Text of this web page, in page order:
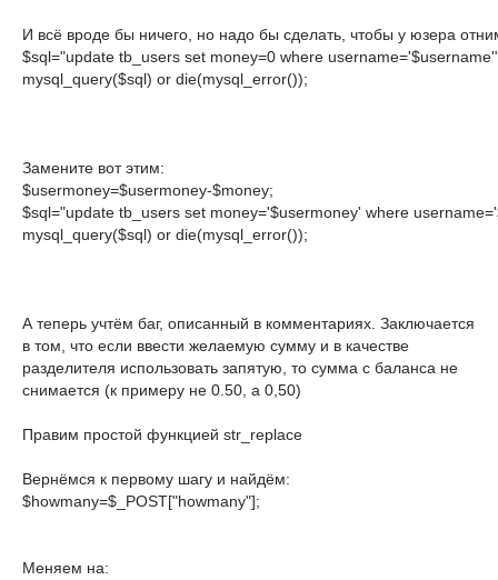
И всё вроде бы ничего, но надо бы сделать, чтобы у юзера
$sql="update tb_users set money=0 where
mysql_query($sql) or die(mysql_error());
Замените вот этим:
$usermoney=$usermoney-$money;
$sql="update tb_users set money='$usermoney' where
mysql_query($sql) or die(mysql_error());
А теперь учтём баг, описанный в комментариях. Заключается
в том, что если ввести желаемую сумму и в качестве
разделителя использовать запятую, то сумма с баланса не
снимается (к примеру не 0.50, а 0,50)
Правим простой функцией str_replace
Вернёмся к первому шагу и найдём:
$howmany=$_POST["howmany"];
Меняем на: